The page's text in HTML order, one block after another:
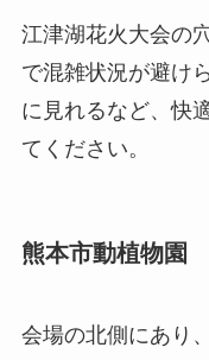
江津湖花火大会の
で混雑状況が避け
に見れるなど、快
てください。
熊本市動植物園
会場の北側にあり